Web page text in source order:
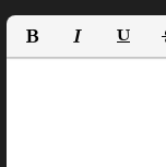
Полужирный
Курсив